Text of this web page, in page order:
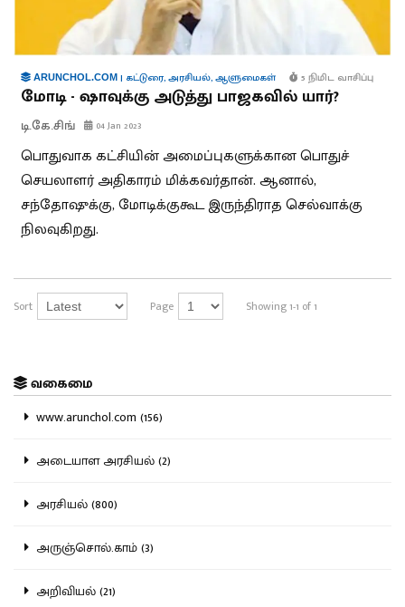
ARUNCHOL.COM | கட்டுரை,அரசியல்,ஆளுமைகள் 5 நிமிட வாசிப்பு
மோடி - ஷாவுக்கு அடுத்து பாஜகவில் யார்?
டி.கே.சிங் 04 Jan 2023
பொதுவாக கட்சியின் அமைப்புகளுக்கான பொதுச்
செயலாளர் அதிகாரம் மிக்கவர்தான். ஆனால்,
சந்தோஷுக்கு, மோடிக்குகூட இருந்திராத செல்வாக்கு
நிலவுகிறது.
Sort Page Showing 1-1 of 1
வகைமை
www.arunchol.com (156)
அடையாள அரசியல் (2)
அரசியல் (800)
அருஞ்சொல்.காம் (3)
அறிவியல் (21)